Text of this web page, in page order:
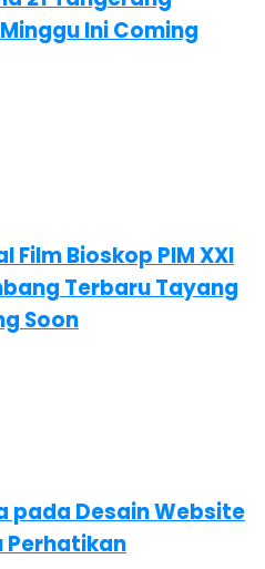
Ini Coming
Film Bioskop PIM XXI
Terbaru Tayang
Soon
pada Desain Website
Perhatikan